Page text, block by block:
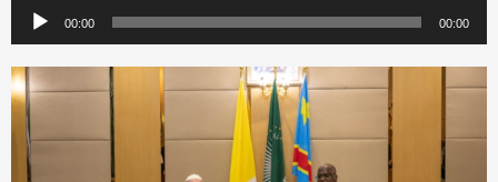
Lecteur
audio
00:00 00:00